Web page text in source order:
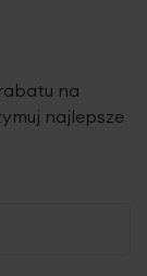
na
najlepsze